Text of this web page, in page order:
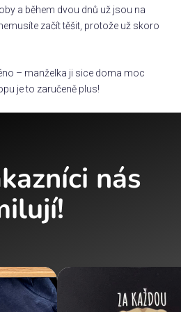
a během dvou dnů už jsou na
začít těšit, protože už skoro
– manželka ji sice doma moc
je to zaručeně plus!
nás